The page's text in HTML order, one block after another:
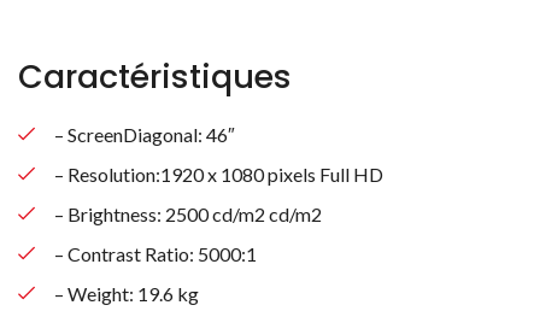
Caractéristiques
– ScreenDiagonal: 46″
– Resolution:1920 x 1080 pixels Full HD
– Brightness: 2500 cd/m2 cd/m2
– Contrast Ratio: 5000:1
– Weight: 19.6 kg